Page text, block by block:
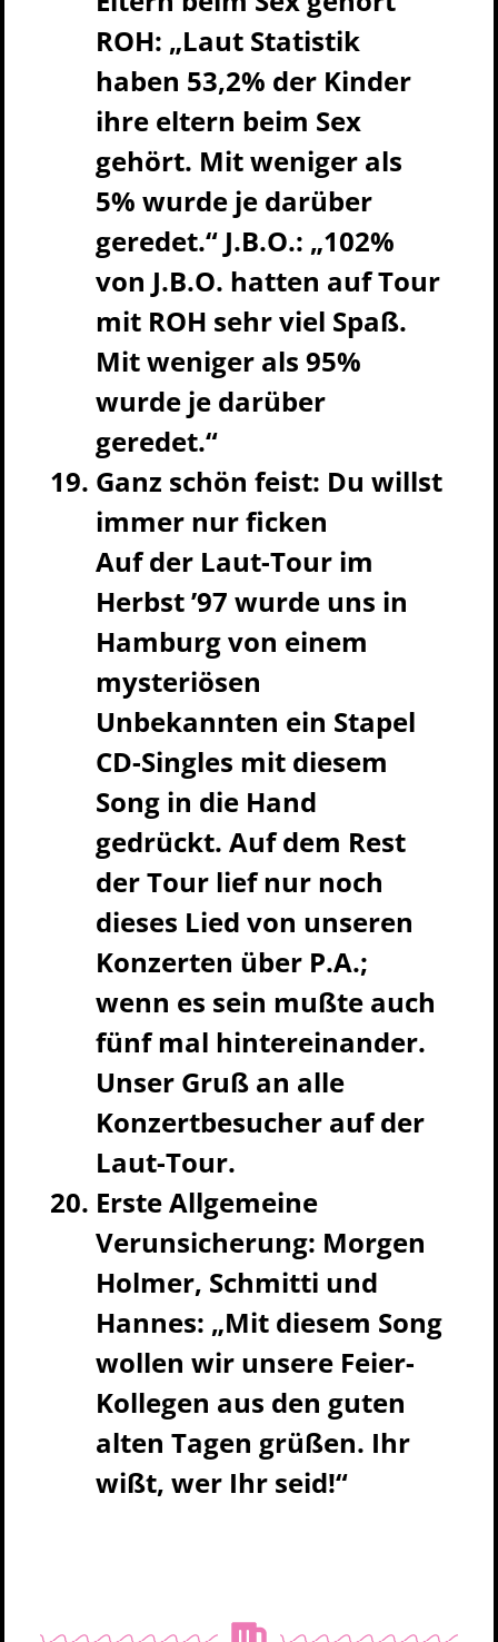
ROH: „Laut Statistik
haben 53,2% der Kinder
ihre eltern beim Sex
gehört. Mit weniger als
5% wurde je darüber
geredet.“ J.B.O.: „102%
von J.B.O. hatten auf Tour
mit ROH sehr viel Spaß.
Mit weniger als 95%
wurde je darüber
geredet.“
Ganz schön feist: Du willst
immer nur ficken
Auf der Laut-Tour im
Herbst ’97 wurde uns in
Hamburg von einem
mysteriösen
Unbekannten ein Stapel
CD-Singles mit diesem
Song in die Hand
gedrückt. Auf dem Rest
der Tour lief nur noch
dieses Lied von unseren
Konzerten über P.A.;
wenn es sein mußte auch
fünf mal hintereinander.
Unser Gruß an alle
Konzertbesucher auf der
Laut-Tour.
Erste Allgemeine
Verunsicherung: Morgen
Holmer, Schmitti und
Hannes: „Mit diesem Song
wollen wir unsere Feier-
Kollegen aus den guten
alten Tagen grüßen. Ihr
wißt, wer Ihr seid!“